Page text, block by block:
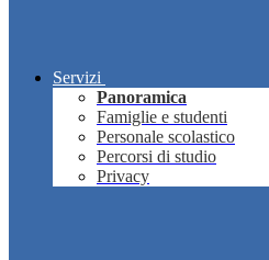
Servizi
Panoramica
Famiglie e studenti
Personale scolastico
Percorsi di studio
Privacy